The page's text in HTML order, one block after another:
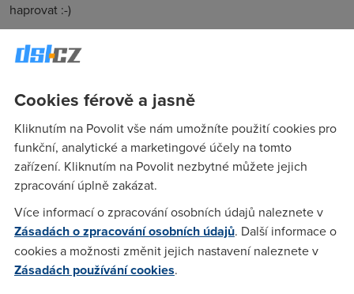
haprovat :-)
Anonym(8.4.2005 06:25:46)
druhej den, to je deprimující já už chci netit :)
Anonym(8.4.2005 10:36:14)
Jestli už ti bliká oranžový světýlko tak to znamená že by ti
DSL mělo jet, jenom chybí správně nakonfigurovat připojení.
Anonym(8.4.2005 15:41:06)
Cookies férově a jasně
Kliknutím na Povolit vše nám umožníte použití cookies pro
funkční, analytické a marketingové účely na tomto
zařízení. Kliknutím na Povolit nezbytné můžete jejich
zpracování úplně zakázat.
Více informací o zpracování osobních údajů naleznete v
Zásadách o zpracování osobních údajů. Další informace o
cookies a možnosti změnit jejich nastavení naleznete v
Zásadách používání cookies.